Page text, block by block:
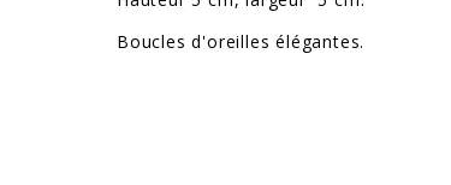
Boucles d'oreilles élégantes.